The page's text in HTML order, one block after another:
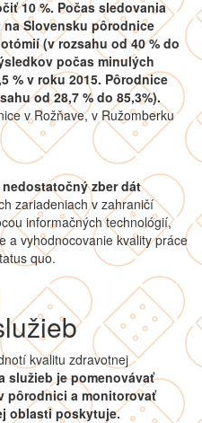
10 %. Počas sledovania
Slovensku pôrodnice
(v rozsahu od 40 % do
počas minulých
% v roku 2015. Pôrodnice
od 28,7 % do 85,3%).
v Rožňave, v Ružomberku
zber dát
zariadeniach v zahraničí
informačných technológií,
a vyhodnocovanie kvality práce
quo.
kvalitu zdravotnej
služieb je pomenovávať
pôrodnici a monitorovať
oblasti poskytuje.